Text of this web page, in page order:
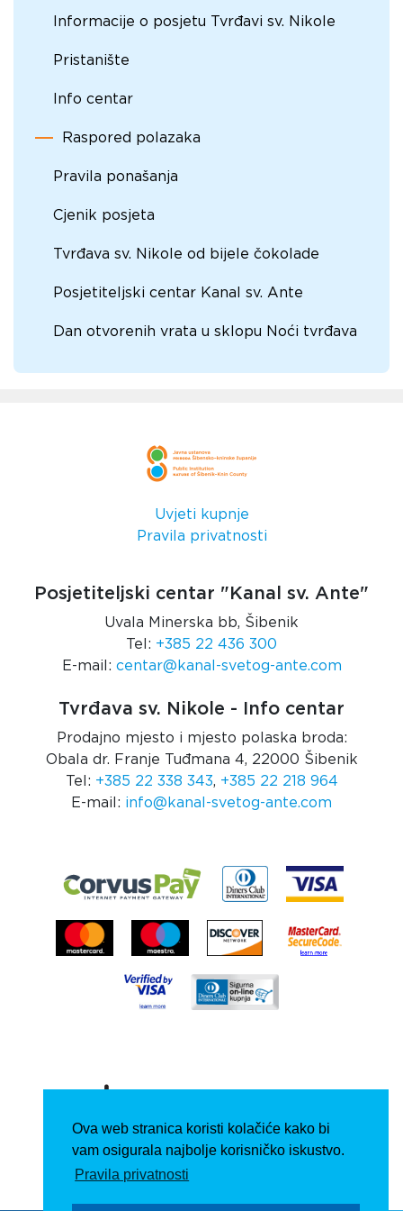
Ova web stranica koristi kolačiće kako bi
vam osigurala najbolje korisničko iskustvo.
Pravila privatnosti
Informacije o posjetu Tvrđavi sv. Nikole
Pristanište
Info centar
Raspored polazaka
Pravila ponašanja
Cjenik posjeta
Tvrđava sv. Nikole od bijele čokolade
Posjetiteljski centar Kanal sv. Ante
Dan otvorenih vrata u sklopu Noći tvrđava
Uvjeti kupnje
Pravila privatnosti
Posjetiteljski centar "Kanal sv. Ante"
Uvala Minerska bb, Šibenik
Tel: +385 22 436 300
E-mail: centar@kanal-svetog-ante.com
Tvrđava sv. Nikole - Info centar
Prodajno mjesto i mjesto polaska broda:
Obala dr. Franje Tuđmana 4, 22000 Šibenik
Tel: +385 22 338 343, +385 22 218 964
E-mail: info@kanal-svetog-ante.com